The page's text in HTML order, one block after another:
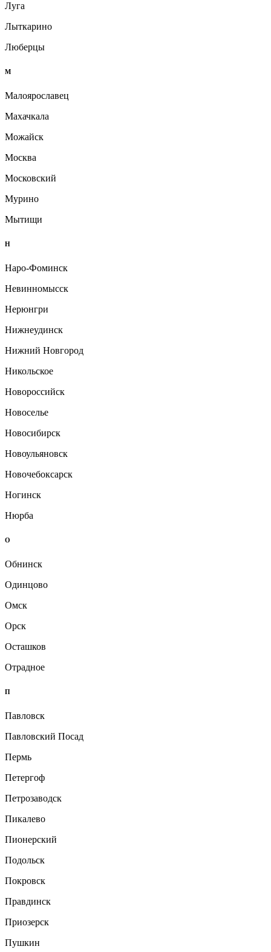
Луга
Лыткарино
Люберцы
М
Малоярославец
Махачкала
Можайск
Москва
Московский
Мурино
Мытищи
Н
Наро-Фоминск
Невинномысск
Нерюнгри
Нижнеудинск
Нижний Новгород
Никольское
Новороссийск
Новоселье
Новосибирск
Новоульяновск
Новочебоксарск
Ногинск
Нюрба
О
Обнинск
Одинцово
Омск
Орск
Осташков
Отрадное
П
Павловск
Павловский Посад
Пермь
Петергоф
Петрозаводск
Пикалево
Пионерский
Подольск
Покровск
Правдинск
Приозерск
Пушкин